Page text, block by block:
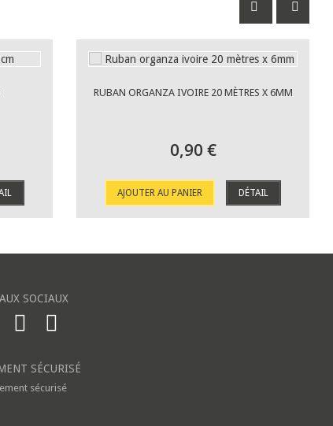
RUBAN ORGANZA IVOIRE 20 MÈTRES X 6MM
0,90 €
AJOUTER AU PANIER DÉTAIL
SOCIAUX
SÉCURISÉ